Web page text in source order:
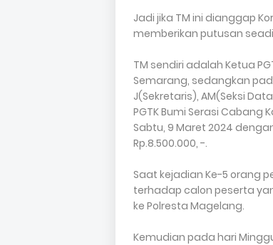
Jadi jika TM ini dianggap
memberikan putusan
TM sendiri adalah Ketua
Semarang, sedangkan
J(Sekretaris), AM(Seksi
PGTK Bumi Serasi
Sabtu, 9 Maret 2024
Rp.8.500.000, -.
Saat kejadian Ke-5 orang
terhadap calon peserta
ke Polresta Magelang.
Kemudian pada hari